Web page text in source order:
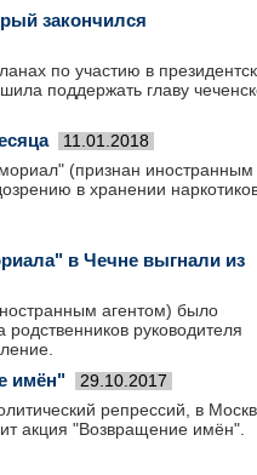
закончился
по участию в
поддержать главу
11.01.2018
(признан иностранным
в хранении
в Чечне выгнали из
агентом) было
руководителя
имён" 29.10.2017
репрессий, в
акция "Возвращение имён".